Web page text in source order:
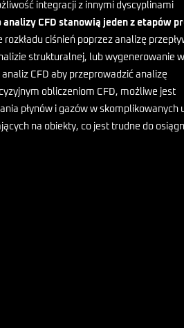
integracji z innymi dyscyplinami
analizy CFD stanowią jeden z etapów
ciśnień poprzez analizę
strukturalnej, lub wygenerowanie
CFD aby przeprowadzić analizę
obliczeniom CFD, możliwe jest
płynów i gazów w skomplikowanych
na obiekty, co jest trudne do